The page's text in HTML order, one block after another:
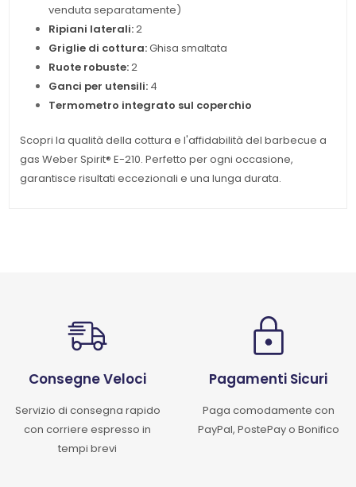
venduta separatamente)
Ripiani laterali:2
Griglie di cottura:Ghisa smaltata
Ruote robuste:2
Ganci per utensili:4
Termometro integrato sul coperchio
Scopri la qualità della cottura e l'affidabilità del barbecue a
gas Weber Spirit® E-210. Perfetto per ogni occasione,
garantisce risultati eccezionali e una lunga durata.
Consegne Veloci
Servizio di consegna rapido
con corriere espresso in
tempi brevi
Pagamenti Sicuri
Paga comodamente con
PayPal, PostePay o Bonifico